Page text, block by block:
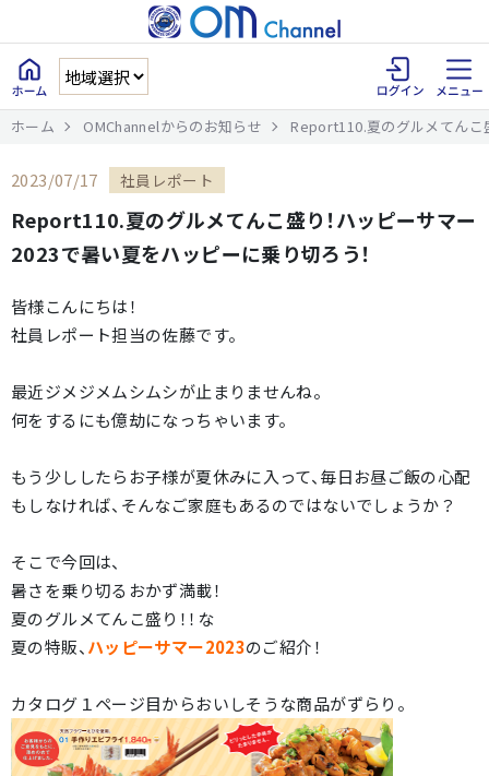
ホーム OMChannelからのお知らせ Report110.夏のグルメてんこ
2023/07/17 社員レポート
Report110.夏のグルメてんこ盛り！ハッピーサマー
2023で暑い夏をハッピーに乗り切ろう！
皆様こんにちは！
社員レポート担当の佐藤です。
最近ジメジメムシムシが止まりませんね。
何をするにも億劫になっちゃいます。
もう少ししたらお子様が夏休みに入って、毎日お昼ご飯の心配
もしなければ、そんなご家庭もあるのではないでしょうか？
そこで今回は、
暑さを乗り切るおかず満載！
夏のグルメてんこ盛り！！な
夏の特販、 ハッピーサマー2023のご紹介！
カタログ１ページ目からおいしそうな商品がずらり。